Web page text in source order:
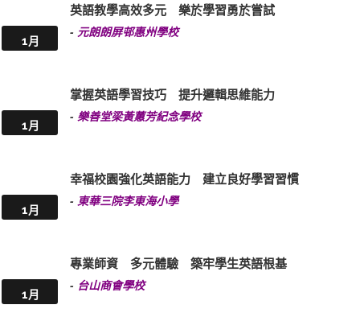
1月
英語教學高效多元 樂於學習勇於嘗試
- 元朗朗屏邨惠州學校
1月
掌握英語學習技巧 提升邏輯思維能力
- 樂善堂梁黃蕙芳紀念學校
1月
幸福校園強化英語能力 建立良好學習習慣
- 東華三院李東海小學
1月
專業師資 多元體驗 築牢學生英語根基
- 台山商會學校